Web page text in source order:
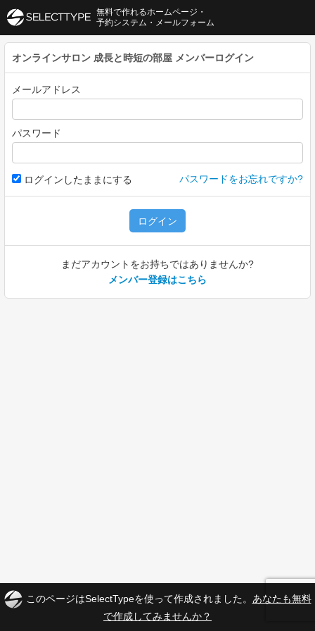
オンラインサロン 成長と時短の部屋 メンバーログイン
メールアドレス
パスワード
ログインしたままにする パスワードをお忘れですか?
ログイン
まだアカウントをお持ちではありませんか?
メンバー登録はこちら
無料で作れるホームページ・
予約システム・メールフォーム
このページはSelectTypeを使って作成されました。 あなたも無料
で作成してみませんか？